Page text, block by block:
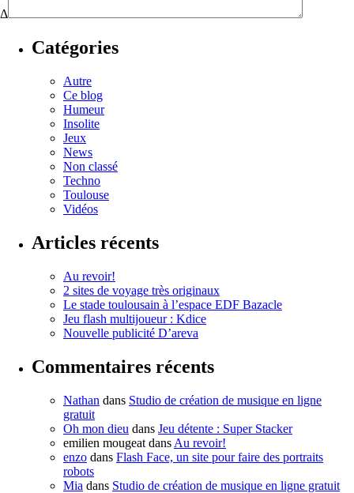
Δ
Catégories
Autre
Ce blog
Humeur
Insolite
Jeux
News
Non classé
Techno
Toulouse
Vidéos
Articles récents
Au revoir!
2 sites de voyage très originaux
Le stade toulousain à l’espace EDF Bazacle
Jeu flash multijoueur : Kdice
Nouvelle publicité D’areva
Commentaires récents
Nathan dans Studio de création de musique en ligne
gratuit
Oh mon dieu dans Jeu détente : Super Stacker
emilien mougeat dans Au revoir!
enzo dans Flash Face, un site pour faire des portraits
robots
Mia dans Studio de création de musique en ligne gratuit